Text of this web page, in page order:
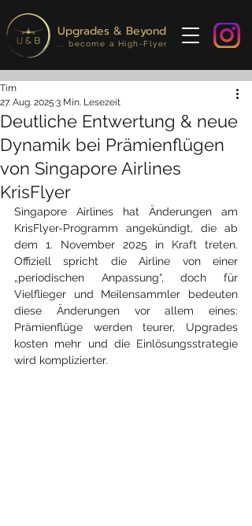
Upgrades & Beyond
... become a High-Flyer
Deutliche Entwertung & neue
Dynamik bei Prämienflügen
von Singapore Airlines
KrisFlyer
Tim
27. Aug. 2025 3 Min. Lesezeit
Singapore Airlines hat Änderungen am
KrisFlyer-Programm angekündigt, die ab
dem 1. November 2025 in Kraft treten.
Offiziell spricht die Airline von einer
„periodischen Anpassung“, doch für
Vielflieger und Meilensammler bedeuten
diese Änderungen vor allem eines:
Prämienflüge werden teurer, Upgrades
kosten mehr und die Einlösungsstrategie
wird komplizierter.